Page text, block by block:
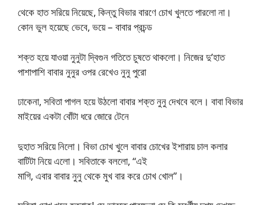
থেকে হাত সরিয়ে নিয়েছে, কিন্তু বিভার বারণে চোখ খুলতে পারলো না।
কোন ভুল হয়েছে ভেবে, ভয়ে – বাবার প্রচন্ড
শক্ত হয়ে যাওয়া নুনুটা দ্বিগুন গতিতে চুষতে থাকলো। নিজের দু’হাত
পাশাপাশি বাবার নুনুর ওপর রেখেও নুনু পুরো
ঢাকেনা, সবিতা পাগল হয়ে উঠলো বাবার শক্ত নুনু দেখবে বলে। বাবা বিভার
মাইয়ের একটা বোঁটা ধরে জোরে টেনে
দুহাত সরিয়ে নিলো। বিভা চোখ খুলে বাবার চোখের ইশারায় চাল কলার
বাটিটা নিয়ে এলো। সবিতাকে বললো, “এই
মাগি, এবার বাবার নুনু থেকে মুখ বার করে চোখ খোল”।